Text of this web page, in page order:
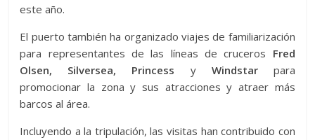
este año.
El puerto también ha organizado viajes de familiarización
para representantes de las líneas de cruceros Fred
Olsen, Silversea, Princess yWindstarpara
promocionar la zona y sus atracciones y atraer más
barcos al área.
Incluyendo a la tripulación, las visitas han contribuido con